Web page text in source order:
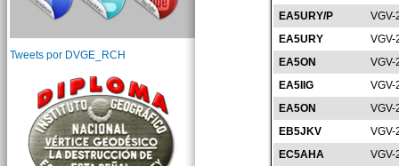
EA5URY/P
VGV-
EA5URY
VGV-
EA5ON
VGV-
EA5IIG
VGV-
EA5ON
VGV-
EB5JKV
VGV-
EC5AHA
VGV-
Tweets por DVGE_RCH